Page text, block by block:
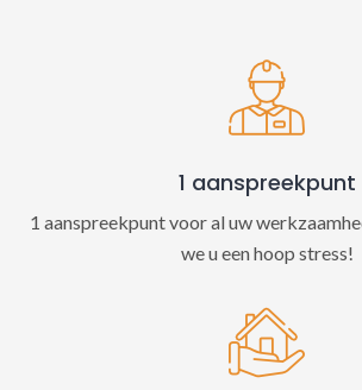
1 aanspreekpunt
1 aanspreekpunt voor al uw
we u een hoop stress!